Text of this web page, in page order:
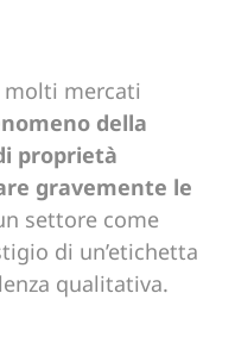
molti mercati
della
proprietà
gravemente le
settore come
di un’etichetta
qualitativa.